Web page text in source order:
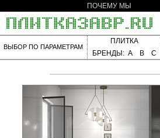
ПОЧЕМУ МЫ
ВЫБОР ПО ПАРАМЕТРАМ
ПЛИТКА
БРЕНДЫ: A B C